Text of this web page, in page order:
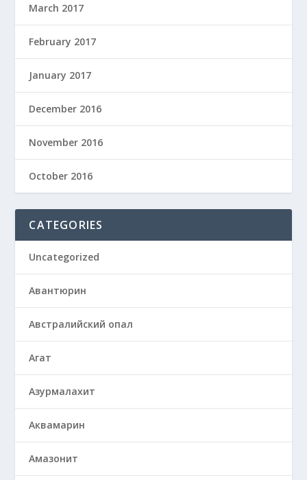
March 2017
February 2017
January 2017
December 2016
November 2016
October 2016
CATEGORIES
Uncategorized
Авантюрин
Австралийский опал
Агат
Азурмалахит
Аквамарин
Амазонит